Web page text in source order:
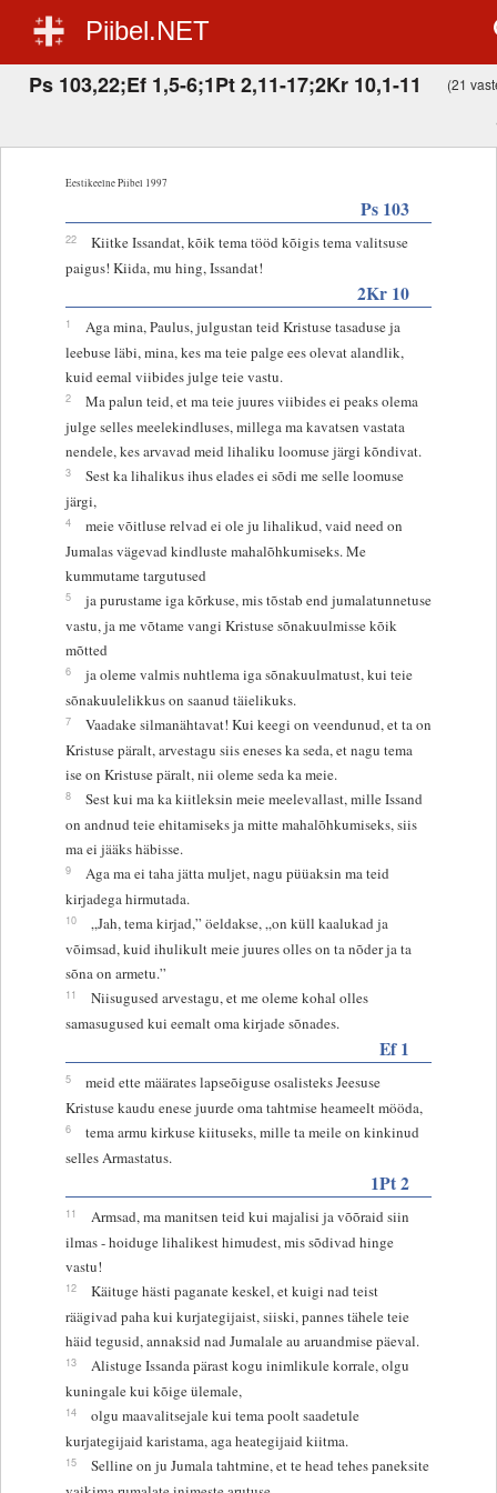
Piibel.NET
Ps 103,22;Ef 1,5-6;1Pt 2,11-17;2Kr 10,1-11 (21
Eestikeelne Piibel 1997
Ps 103
22
Kiitke Issandat, kõik tema tööd kõigis tema valitsuse
paigus! Kiida, mu hing, Issandat!
2Kr 10
1
Aga mina, Paulus, julgustan teid Kristuse tasaduse ja
leebuse läbi, mina, kes ma teie palge ees olevat alandlik,
kuid eemal viibides julge teie vastu.
2
Ma palun teid, et ma teie juures viibides ei peaks olema
julge selles meelekindluses, millega ma kavatsen vastata
nendele, kes arvavad meid lihaliku loomuse järgi kõndivat.
3
Sest ka lihalikus ihus elades ei sõdi me selle loomuse
järgi,
4
meie võitluse relvad ei ole ju lihalikud, vaid need on
Jumalas vägevad kindluste mahalõhkumiseks. Me
kummutame targutused
5
ja purustame iga kõrkuse, mis tõstab end jumalatunnetuse
vastu, ja me võtame vangi Kristuse sõnakuulmisse kõik
mõtted
6
ja oleme valmis nuhtlema iga sõnakuulmatust, kui teie
sõnakuulelikkus on saanud täielikuks.
7
Vaadake silmanähtavat! Kui keegi on veendunud, et ta on
Kristuse päralt, arvestagu siis eneses ka seda, et nagu tema
ise on Kristuse päralt, nii oleme seda ka meie.
8
Sest kui ma ka kiitleksin meie meelevallast, mille Issand
on andnud teie ehitamiseks ja mitte mahalõhkumiseks, siis
ma ei jääks häbisse.
9
Aga ma ei taha jätta muljet, nagu püüaksin ma teid
kirjadega hirmutada.
10
„Jah, tema kirjad,” öeldakse, „on küll kaalukad ja
võimsad, kuid ihulikult meie juures olles on ta nõder ja ta
sõna on armetu.”
11
Niisugused arvestagu, et me oleme kohal olles
samasugused kui eemalt oma kirjade sõnades.
Ef 1
5
meid ette määrates lapseõiguse osalisteks Jeesuse
Kristuse kaudu enese juurde oma tahtmise heameelt mööda,
6
tema armu kirkuse kiituseks, mille ta meile on kinkinud
selles Armastatus.
1Pt 2
11
Armsad, ma manitsen teid kui majalisi ja võõraid siin
ilmas - hoiduge lihalikest himudest, mis sõdivad hinge
vastu!
12
Käituge hästi paganate keskel, et kuigi nad teist
räägivad paha kui kurjategijaist, siiski, pannes tähele teie
häid tegusid, annaksid nad Jumalale au aruandmise päeval.
13
Alistuge Issanda pärast kogu inimlikule korrale, olgu
kuningale kui kõige ülemale,
14
olgu maavalitsejale kui tema poolt saadetule
kurjategijaid karistama, aga heategijaid kiitma.
15
Selline on ju Jumala tahtmine, et te head tehes paneksite